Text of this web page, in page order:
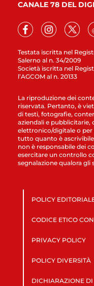
Testata iscritta nel
Salerno al n. 34/2009
Società iscritta nel
l’AGCOM al n. 20133
CANALE 78 DEL
La riproduzione dei
riservata. Pertanto, è
di testi, fotografie,
aziendali e pubblicitarie,
elettronico/digitale o per
tutto quanto è
non è responsabile dei
esercitare un controllo
segnalazione qualora gli
POLICY
CODICE ETICO
PRIVACY POLICY
POLICY DIVERSITÀ
DICHIARAZIONE DI